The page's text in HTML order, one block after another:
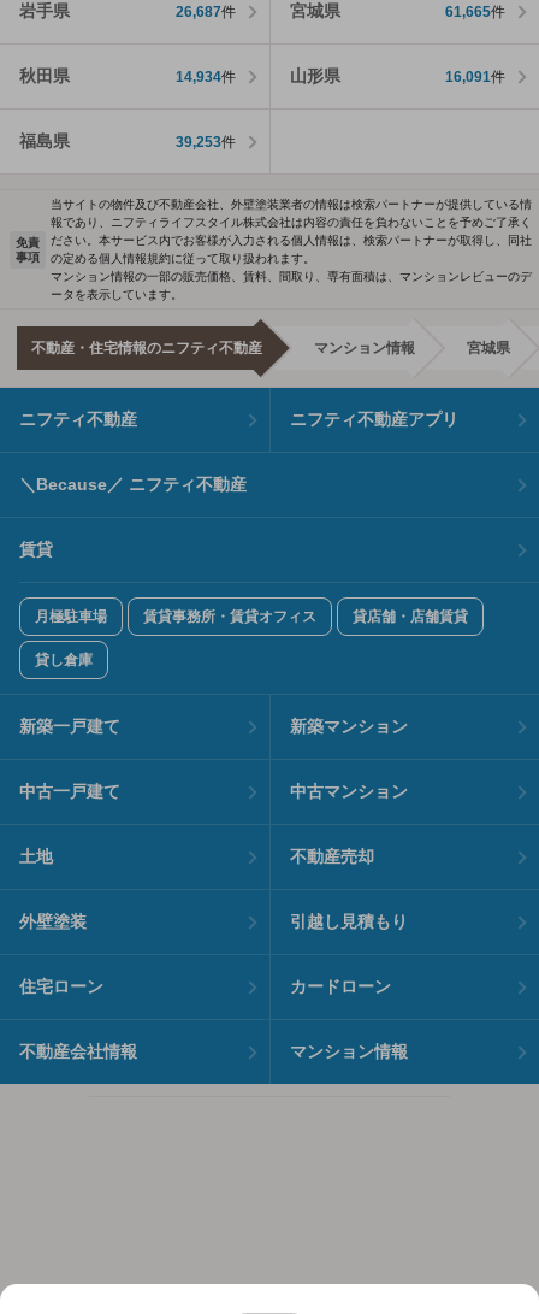
岩手県 26,687件 宮城県 61,665件
秋田県 14,934件 山形県 16,091件
福島県 39,253件
免責
事項
当サイトの物件及び不動産会社、外壁塗装業者の情報は検索パートナーが提供している情
報であり、ニフティライフスタイル株式会社は内容の責任を負わないことを予めご了承く
ださい。本サービス内でお客様が入力される個人情報は、検索パートナーが取得し、同社
の定める個人情報規約に従って取り扱われます。
マンション情報の一部の販売価格、賃料、間取り、専有面積は、マンションレビューのデ
ータを表示しています。
不動産・住宅情報のニフティ不動産 マンション情報 宮城県
ニフティ不動産 ニフティ不動産アプリ
＼Because／ ニフティ不動産
賃貸
月極駐車場 賃貸事務所・賃貸オフィス 貸店舗・店舗賃貸
貸し倉庫
新築一戸建て 新築マンション
中古一戸建て 中古マンション
土地 不動産売却
外壁塗装 引越し見積もり
住宅ローン カードローン
不動産会社情報 マンション情報